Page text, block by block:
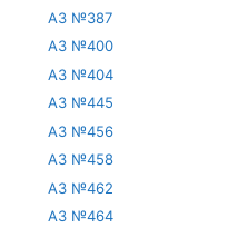
АЗ №387
АЗ №400
АЗ №404
АЗ №445
АЗ №456
АЗ №458
АЗ №462
АЗ №464